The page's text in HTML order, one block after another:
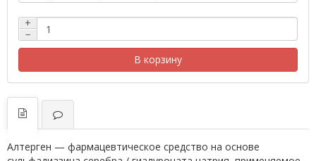
+
−
В корзину
Алтерген — фармацевтическое средство на основе